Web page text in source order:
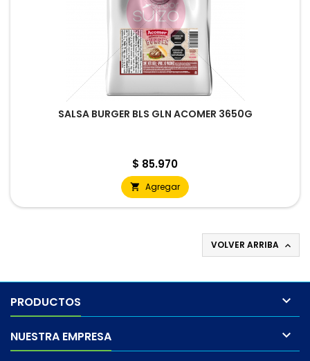
SALSA BURGER BLS GLN ACOMER 3650G
Precio
$ 85.970
 Agregar
VOLVER ARRIBA 
PRODUCTOS 
NUESTRA EMPRESA 